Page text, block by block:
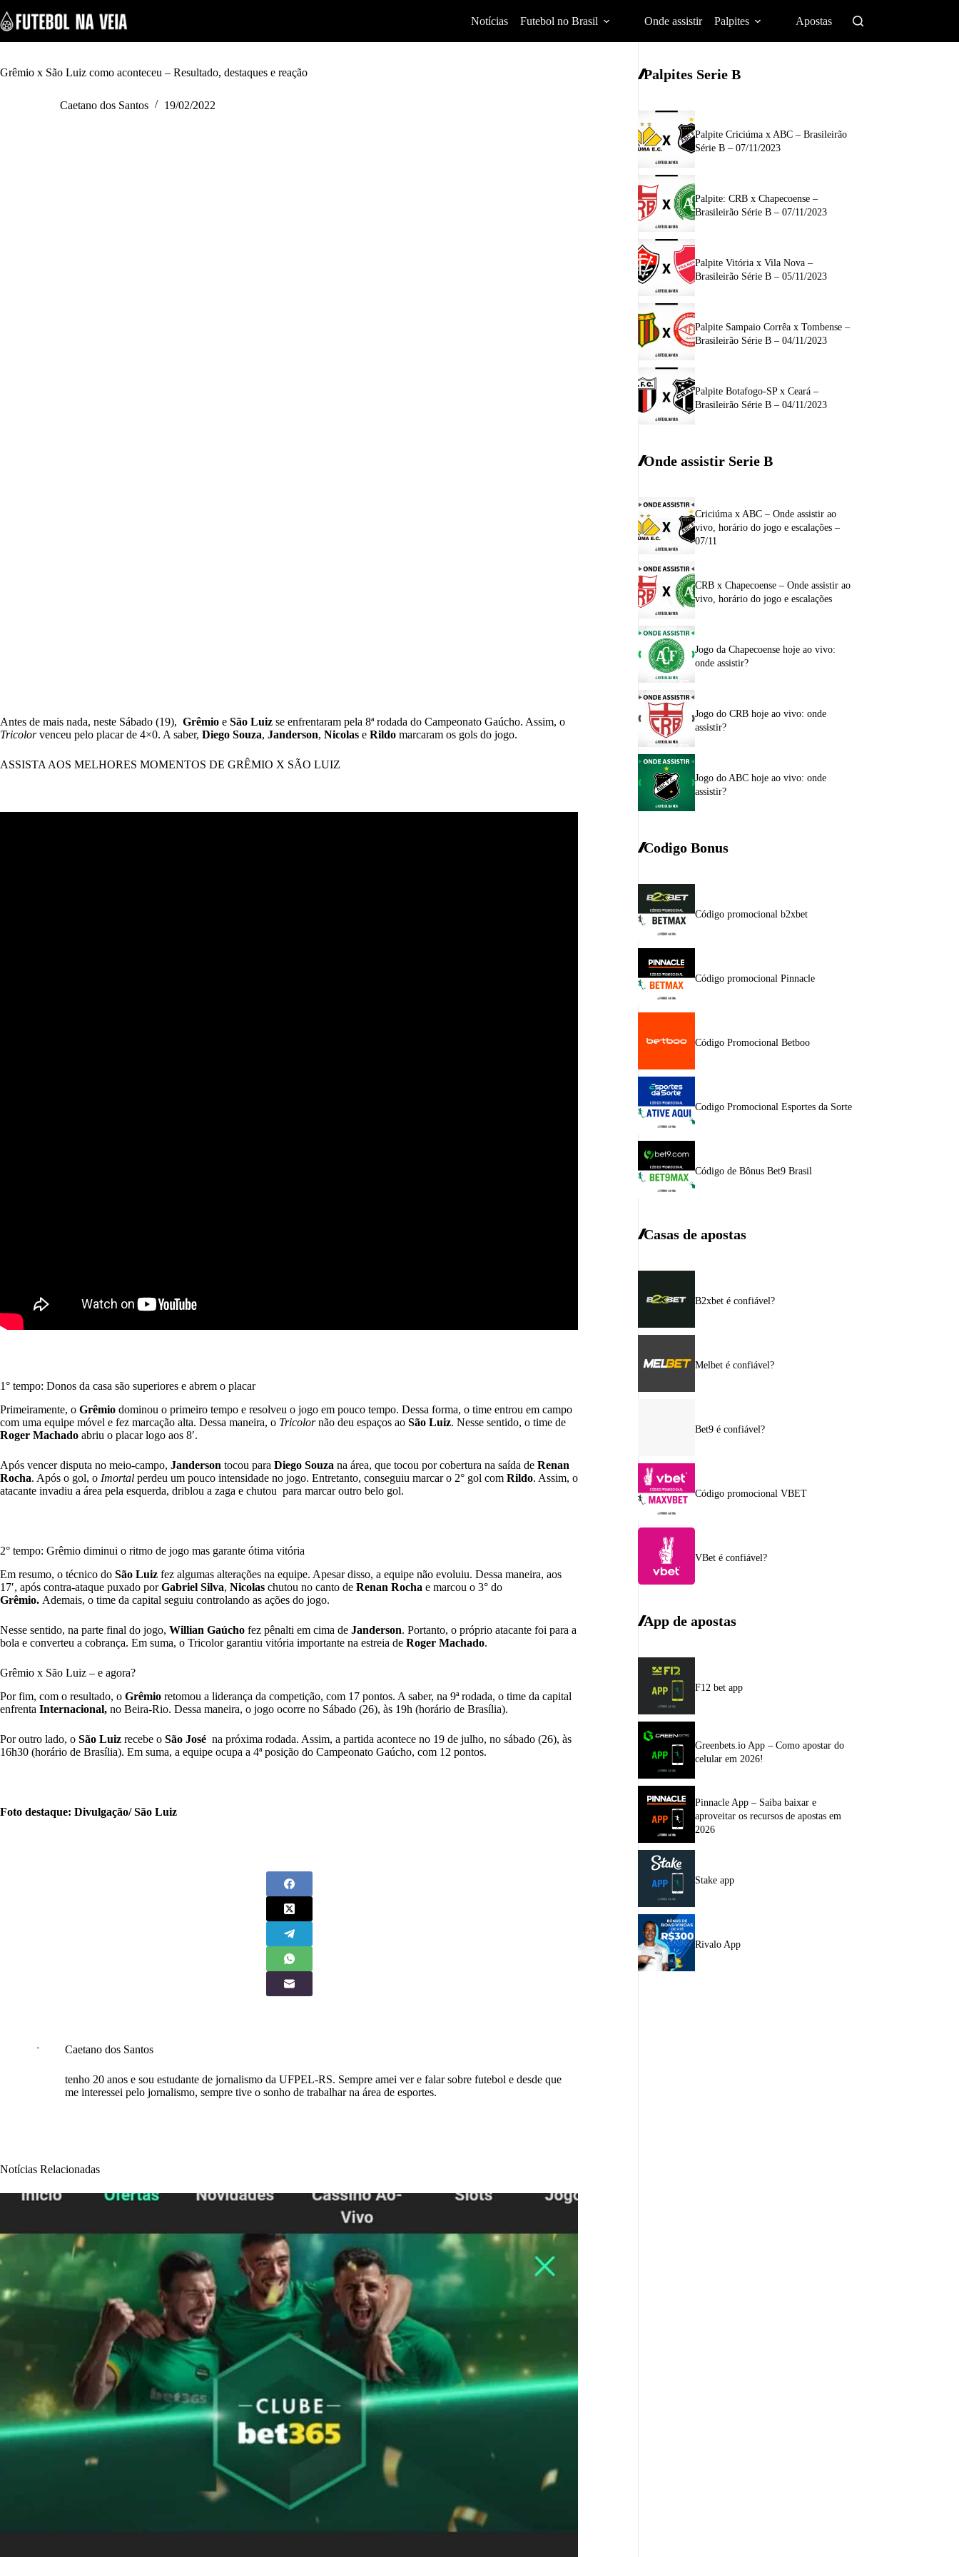
k
i
p
o
Notícias Futebol no Brasil Onde assistir Palpites Apostas
Grêmio x São Luiz como aconteceu – Resultado, destaques e reação
Caetano dos Santos 19/02/2022
Antes de mais nada, neste Sábado (19), Grêmio e São Luiz se enfrentaram pela 8ª rodada do Campeonato Gaúcho. Assim, o
Tricolorvenceu pelo placar de 4×0. A saber, Diego Souza, Janderson, Nicolas e Rildo marcaram os gols do jogo.
ASSISTA AOS MELHORES MOMENTOS DE GRÊMIO X SÃO LUIZ
1° tempo: Donos da casa são superiores e abrem o placar
Primeiramente, o Grêmio dominou o primeiro tempo e resolveu o jogo em pouco tempo. Dessa forma, o time entrou em campo
com uma equipe móvel e fez marcação alta. Dessa maneira, o Tricolornão deu espaços ao São Luiz. Nesse sentido, o time de
Roger Machado abriu o placar logo aos 8′.
Após vencer disputa no meio-campo, Janderson tocou para Diego Souza na área, que tocou por cobertura na saída de Renan
Rocha. Após o gol, o Imortal perdeu um pouco intensidade no jogo. Entretanto, conseguiu marcar o 2° gol com Rildo. Assim, o
atacante invadiu a área pela esquerda, driblou a zaga e chutou para marcar outro belo gol.
2° tempo: Grêmio diminui o ritmo de jogo mas garante ótima vitória
Em resumo, o técnico do São Luiz fez algumas alterações na equipe. Apesar disso, a equipe não evoluiu. Dessa maneira, aos
17′, após contra-ataque puxado porGabriel Silva, Nicolas chutou no canto de Renan Rocha e marcou o 3° do
Grêmio. Ademais, o time da capital seguiu controlando as ações do jogo.
Nesse sentido, na parte final do jogo, Willian Gaúcho fez pênalti em cima de Janderson. Portanto, o próprio atacante foi para a
bola e converteu a cobrança. Em suma, o Tricolor garantiu vitória importante na estreia de Roger Machado.
Grêmio x São Luiz – e agora?
Por fim, com o resultado, o Grêmio retomou a liderança da competição, com 17 pontos. A saber, na 9ª rodada, o time da capital
enfrenta Internacional, no Beira-Rio. Dessa maneira, o jogo ocorre no Sábado (26), às 19h (horário de Brasília).
Por outro lado, o São Luiz recebe o São José na próxima rodada. Assim, a partida acontece no 19 de julho, no sábado (26), às
16h30 (horário de Brasília). Em suma, a equipe ocupa a 4ª posição do Campeonato Gaúcho, com 12 pontos.
Foto destaque: Divulgação/ São Luiz
Caetano dos Santos
tenho 20 anos e sou estudante de jornalismo da UFPEL-RS. Sempre amei ver e falar sobre futebol e desde que
me interessei pelo jornalismo, sempre tive o sonho de trabalhar na área de esportes.
Notícias Relacionadas
Palpites Serie B
Palpite Criciúma x ABC – Brasileirão
Série B – 07/11/2023
Palpite: CRB x Chapecoense –
Brasileirão Série B – 07/11/2023
Palpite Vitória x Vila Nova –
Brasileirão Série B – 05/11/2023
Palpite Sampaio Corrêa x Tombense –
Brasileirão Série B – 04/11/2023
Palpite Botafogo-SP x Ceará –
Brasileirão Série B – 04/11/2023
Onde assistir Serie B
Criciúma x ABC – Onde assistir ao
vivo, horário do jogo e escalações –
07/11
CRB x Chapecoense – Onde assistir ao
vivo, horário do jogo e escalações
Jogo da Chapecoense hoje ao vivo:
onde assistir?
Jogo do CRB hoje ao vivo: onde
assistir?
Jogo do ABC hoje ao vivo: onde
assistir?
Codigo Bonus
Código promocional b2xbet
Código promocional Pinnacle
Código Promocional Betboo
Codigo Promocional Esportes da Sorte
Código de Bônus Bet9 Brasil
Casas de apostas
B2xbet é confiável?
Melbet é confiável?
Bet9 é confiável?
Código promocional VBET
VBet é confiável?
App de apostas
F12 bet app
Greenbets.io App – Como apostar do
celular em 2026!
Pinnacle App – Saiba baixar e
aproveitar os recursos de apostas em
2026
Stake app
Rivalo App